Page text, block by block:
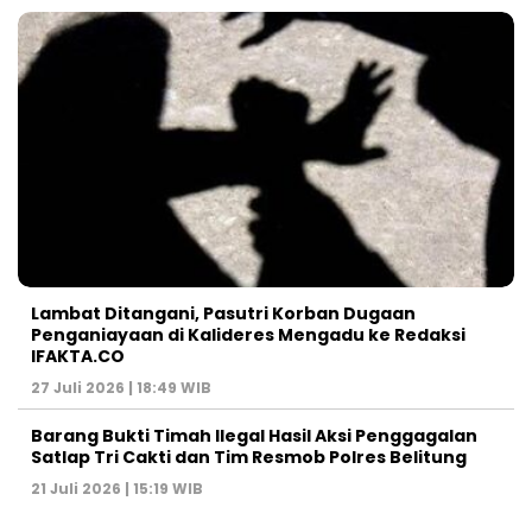
Lambat Ditangani, Pasutri Korban Dugaan
Penganiayaan di Kalideres Mengadu ke Redaksi
IFAKTA.CO
27 Juli 2026 | 18:49 WIB
Barang Bukti Timah Ilegal Hasil Aksi Penggagalan
Satlap Tri Cakti dan Tim Resmob Polres Belitung
21 Juli 2026 | 15:19 WIB